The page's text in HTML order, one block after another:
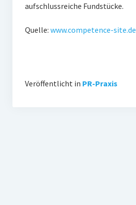
aufschlussreiche Fundstücke.
Quelle: www.competence-site.de
Veröffentlicht in PR-Praxis